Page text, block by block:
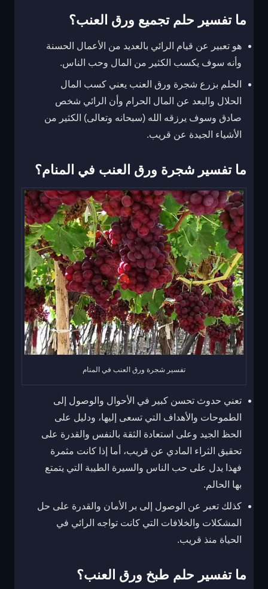
ما تفسير حلم تجميع ورق العنب؟
هو تعبير عن قيام الرائي بالعديد من الأعمال الحسنة
وأنه سوف يكسب الكثير من المال وحب الناس.
الحلم بزرع شجرة ورق العنب يعني كسب المال
الحلال والبعد عن المال الحرام وأن الرائي شخص
صادق وسوف يرزقه الله (سبحانه وتعالى) الكثير من
الأشياء الجيدة عن قريب.
ما تفسير شجرة ورق العنب في المنام؟
تفسير شجرة ورق العنب في المنام
تعني حدوث تحسن كبير في الأحوال والوصول إلى
الطموحات والأهداف التي تسعى إليها، ودليل على
الحظ الجيد وعلى استعادة الثقة بالنفس والقدرة على
تحقيق الثراء المادي عن قريب، أما إذا كانت مثمرة
فهذا يدل على حب الناس والسيرة الطيبة التي يتمتع
بها الحالم.
كذلك تعبر عن الوصول إلى بر الأمان والقدرة على حل
المشكلات والخلافات التي كانت تواجه الرائي في
الحياة منذ قريب.
ما تفسير حلم طبخ ورق العنب؟